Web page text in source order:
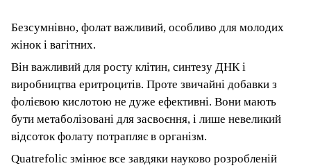
Безсумнівно, фолат важливий, особливо для молодих
жінок і вагітних.
Він важливий для росту клітин, синтезу ДНК і
виробництва еритроцитів. Проте звичайні добавки з
фолієвою кислотою не дуже ефективні. Вони мають
бути метаболізовані для засвоєння, і лише невеликий
відсоток фолату потрапляє в організм.
Quatrefolic змінює все завдяки науково розробленій